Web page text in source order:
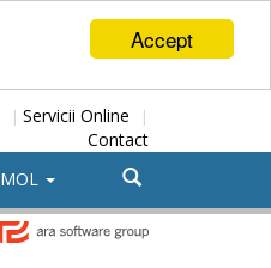
Accept
| Servicii Online |
Contact
MOL